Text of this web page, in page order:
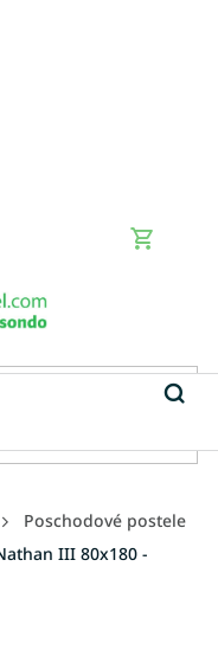
Poschodové postele
III 80x180 -